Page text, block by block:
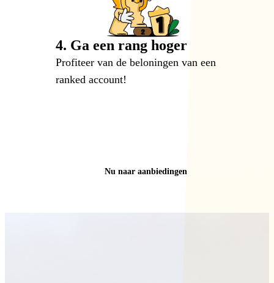
4. Ga een rang hoger
Profiteer van de beloningen van een
ranked account!
Nu naar aanbiedingen